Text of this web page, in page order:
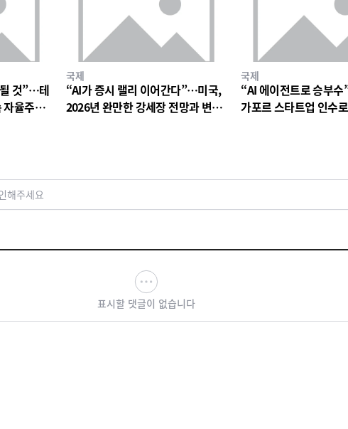
것”…테
자율주행
국제
“AI가 증시 랠리 이어간다”…미국,
2026년 완만한 강세장 전망과 변동
국제
“AI 에이전트로 승부
가포르 스타트업 인수
해주세요
표시할 댓글이 없습니다